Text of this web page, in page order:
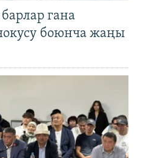
гана
боюнча жаңы